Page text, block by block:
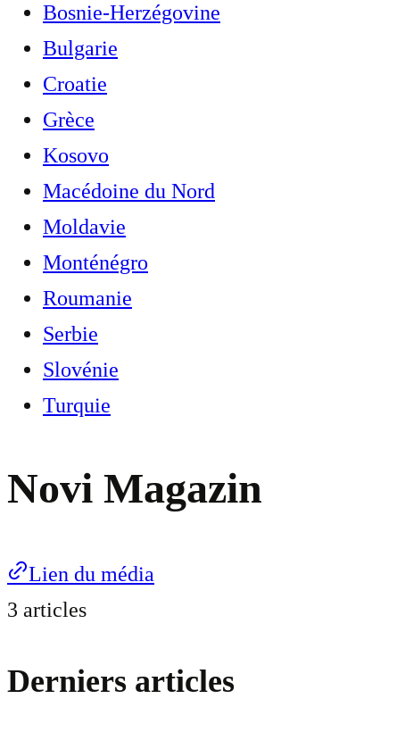
Bosnie-Herzégovine
Bulgarie
Croatie
Grèce
Kosovo
Macédoine du Nord
Moldavie
Monténégro
Roumanie
Serbie
Slovénie
Turquie
Novi Magazin
Lien du média
3 articles
Derniers articles